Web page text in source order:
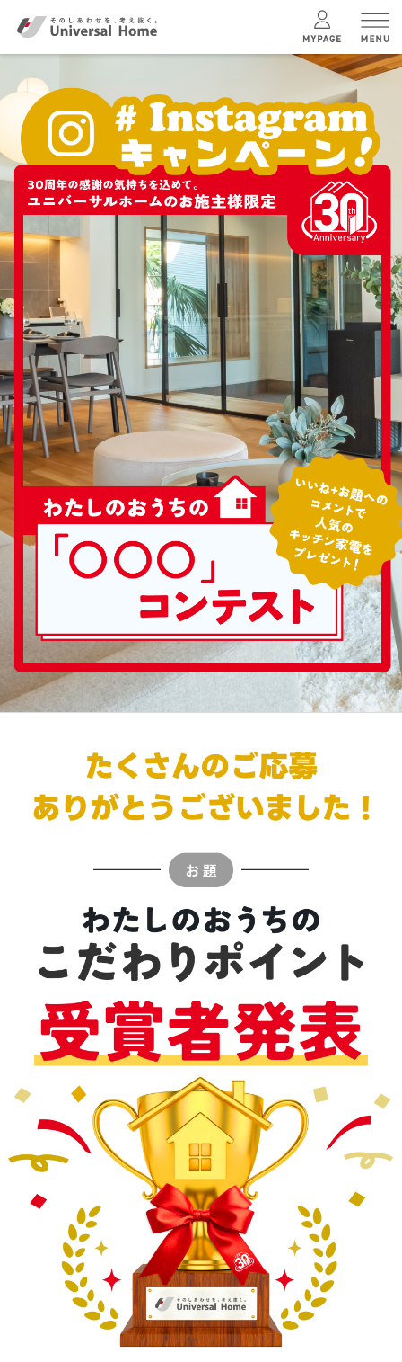
ユニバーサルホームの特長
コンセプトプラン
テクノロジー
建築実例
モデルハウス 検索・見学予約
シミュレーション
キャンペーン・コラボ情報
家づくりの知識
企業情報